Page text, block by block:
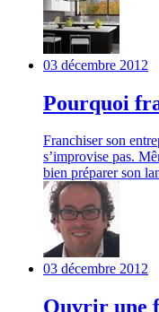
03 décembre 2012
Pourquoi
Franchiser son
s’improvise pas.
bien préparer son
03 décembre 2012
Ouvrir une